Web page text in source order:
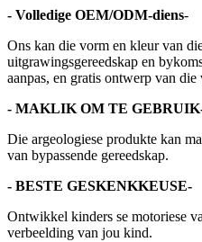
- Volledige OEM/ODM-diens-
Ons kan die vorm en kleur van
uitgrawingsgereedskap en
aanpas, en gratis ontwerp van
- MAKLIK OM TE
Die argeologiese produkte kan
van bypassende gereedskap.
- BESTE GESKENKKEUSE-
Ontwikkel kinders se motoriese
verbeelding van jou kind.